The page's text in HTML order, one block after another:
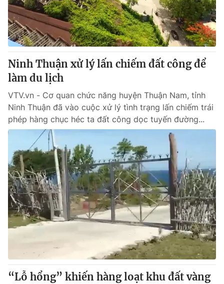
Ninh Thuận xử lý lấn chiếm đất công để
làm du lịch
VTV.vn - Cơ quan chức năng huyện Thuận Nam, tỉnh
Ninh Thuận đã vào cuộc xử lý tình trạng lấn chiếm trái
phép hàng chục héc ta đất công dọc tuyến đường...
“Lỗ hổng” khiến hàng loạt khu đất vàng